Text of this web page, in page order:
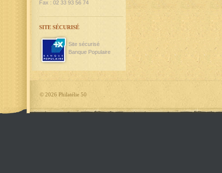
Fax : 02 33 93 56 74
SITE SÉCURISÉ
Site sécurisé
Banque Populaire
© 2026 Philatélie 50